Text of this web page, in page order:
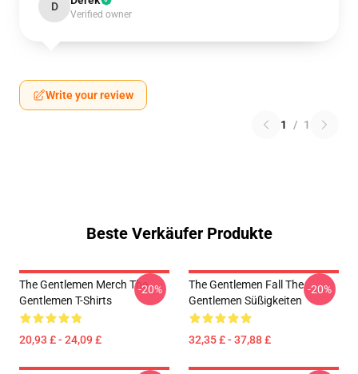
D
Verified owner
Write your review
1 / 1
Beste Verkäufer Produkte
The Gentlemen Merch The
Gentlemen T-Shirts
20,93 £ - 24,09 £
-20%
The Gentlemen Fall The
Gentlemen Süßigkeiten
32,35 £ - 37,88 £
-20%